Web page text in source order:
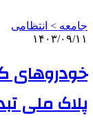
جامعه > انتظامی
۱۴۰۳/۰۹/۱۱
خودروهای
پلاک ملی